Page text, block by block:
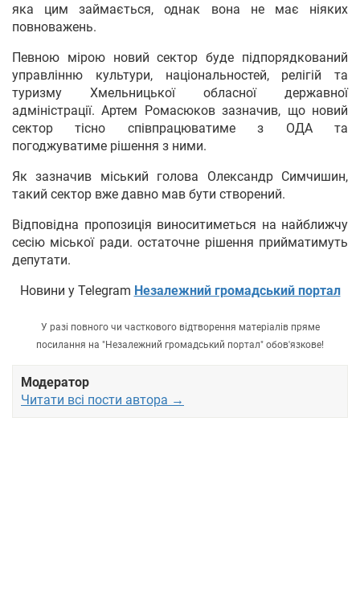
яка цим займається, однак вона не має ніяких
повноважень.
Певною мірою новий сектор буде підпорядкований
управлінню культури, національностей, релігій та
туризму Хмельницької обласної державної
адміністрації. Артем Ромасюков зазначив, що новий
сектор тісно співпрацюватиме з ОДА та
погоджуватиме рішення з ними.
Як зазначив міський голова Олександр Симчишин,
такий сектор вже давно мав бути створений.
Відповідна пропозиція виноситиметься на найближчу
сесію міської ради. остаточне рішення прийматимуть
депутати.
Новини у Telegram Незалежний громадський портал
У разі повного чи часткового відтворення матеріалів пряме
посилання на "Незалежний громадський портал" обов'язкове!
Модератор
Читати всі пости автора →